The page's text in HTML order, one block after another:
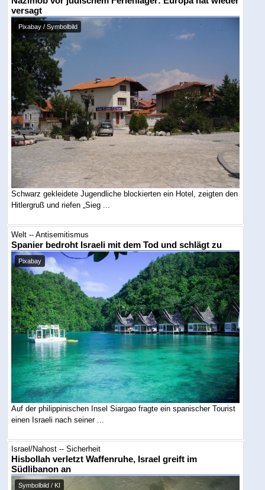
versagt
Pixabay / Symbolbild
Schwarz gekleidete Jugendliche blockierten ein Hotel, zeigten den
Hitlergruß und riefen „Sieg ...
Welt -- Antisemitismus
Spanier bedroht Israeli mit dem Tod und schlägt zu
Pixabay
Auf der philippinischen Insel Siargao fragte ein spanischer Tourist
einen Israeli nach seiner ...
Israel/Nahost -- Sicherheit
Hisbollah verletzt Waffenruhe, Israel greift im
Südlibanon an
Symbolbild / KI